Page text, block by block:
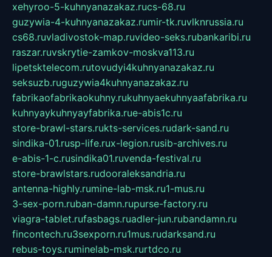
xehyroo-5-kuhnyanazakaz.rucs-68.ru
guzywia-4-kuhnyanazakaz.rumir-tk.ruvlknrussia.ru
cs68.ruvladivostok-map.ruvideo-seks.rubankaribi.ru
raszar.ruvskrytie-zamkov-moskva113.ru
lipetsktelecom.rutovudyi4kuhnyanazakaz.ru
seksuzb.ruguzywia4kuhnyanazakaz.ru
fabrikaofabrikaokuhny.rukuhnyaekuhnyaafabrika.ru
kuhnyaykuhnyayfabrika.rue-abis1c.ru
store-brawl-stars.rukts-services.rudark-sand.ru
sindika-01.rusp-life.rux-legion.rusib-archives.ru
e-abis-1-c.rusindika01.ruvenda-festival.ru
store-brawlstars.rudooraleksandria.ru
antenna-highly.rumine-lab-msk.ru1-mus.ru
3-sex-porn.ruban-damn.rupurse-factory.ru
viagra-tablet.rufasbags.ruadler-jun.rubandamn.ru
fincontech.ru3sexporn.ru1mus.rudarksand.ru
rebus-toys.ruminelab-msk.rurtdco.ru